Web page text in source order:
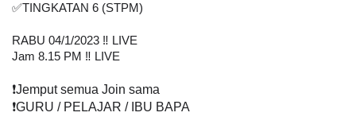
✅TINGKATAN 6 (STPM)
RABU 04/1/2023 ‼️ LIVE
Jam 8.15 PM ‼️ LIVE
❗️Jemput semua Join sama
❗️GURU / PELAJAR / IBU BAPA